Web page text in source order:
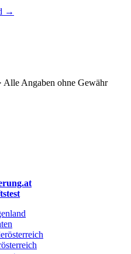
→
Alle Angaben ohne Gewähr